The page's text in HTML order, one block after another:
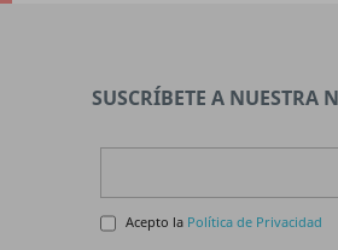
SUSCRÍBETE A NUESTRA
Acepto la Política de Privacidad